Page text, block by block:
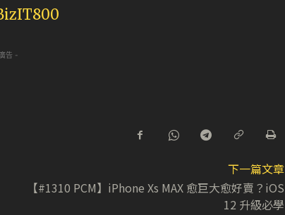
告 -
下一篇文章
【#1310 PCM】iPhone Xs MAX 愈巨大愈好賣？iOS
12 升級必學